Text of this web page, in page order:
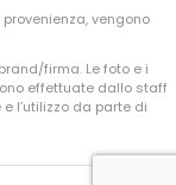
vengono
firma. Le foto e i
effettuate dallo staff
l’utilizzo da parte di